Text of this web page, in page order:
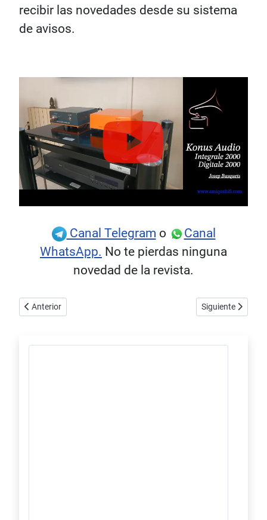
recibir las novedades desde su sistema
de avisos.
Canal Telegram o
Canal
WhatsApp. No te pierdas ninguna
novedad de la revista.
Artículo anterior: Canal AHF-TV: ISE 2025 BCN, Masterclass de
Anterior Artículo
Siguiente